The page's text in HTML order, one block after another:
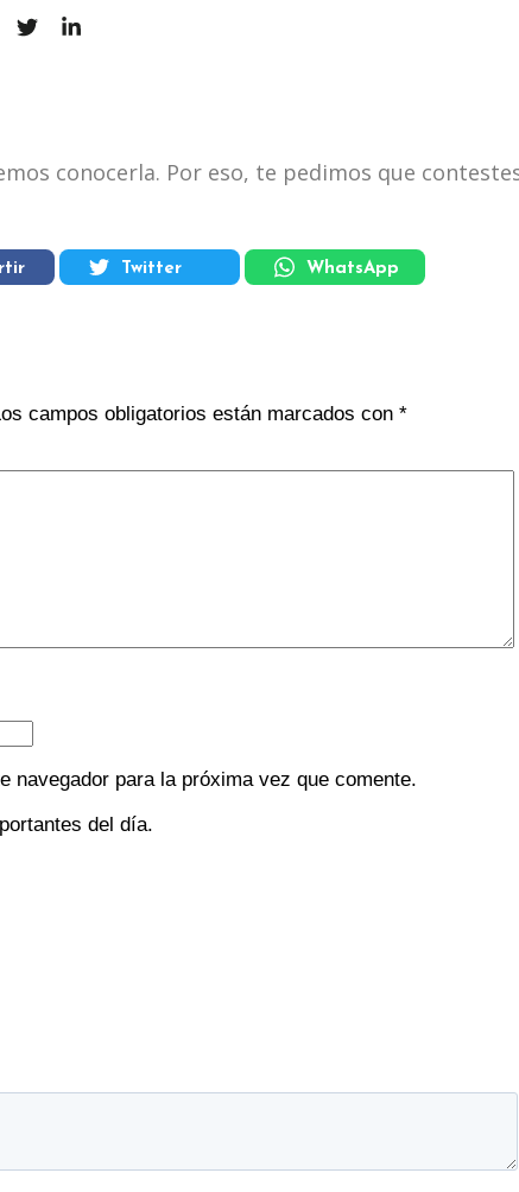
conocerla. Por eso, te pedimos que
Twitter WhatsApp
campos obligatorios están marcados con *
navegador para la próxima vez que comente.
del día.